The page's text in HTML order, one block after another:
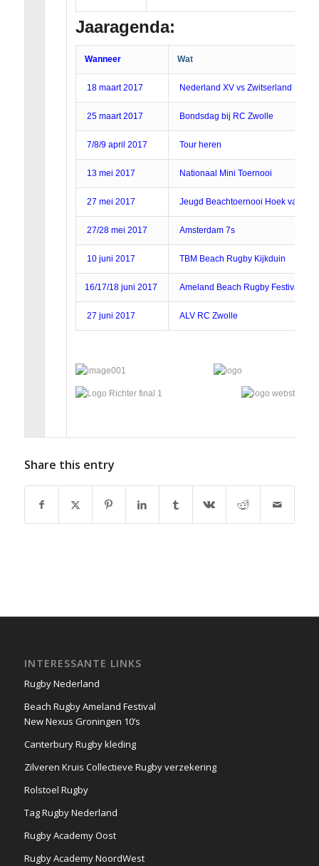
Jaaragenda:
Wanneer Wat
18 maart 2017 Nederland XV vs Zwitserland @
25 maart 2017 Bondsdag bij RC Zwolle
7/8/9 april 2017 Tour heren
13 mei 2017 Nationaal Mini Toernooi
27 mei 2017 Jeugd Beachtoernooi Hoek van
27/28 mei 2017 Amsterdam 7s
10 juni 2017 TBM Beach Rugby Kijkduin
16/17/18 juni 2017 Ameland Beach Rugby Festival
27 juni 2017 ALV RC Zwolle
Share this entry
INTERESSANTE LINKS
Rugby Nederland
Beach Rugby Ameland Festival
New Nexus Groningen 10’s
Canterbury Rugby kleding
Zilveren Kruis Collectieve Rugby verzekering
Rolstoel Rugby
Tag Rugby Nederland
Rugby Academy Oost
Rugby Academy NoordWest